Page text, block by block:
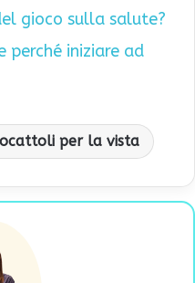
gioco sulla salute?
perché iniziare ad
per la vista